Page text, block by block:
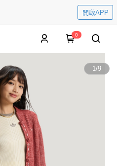
開啟APP
0
1/9